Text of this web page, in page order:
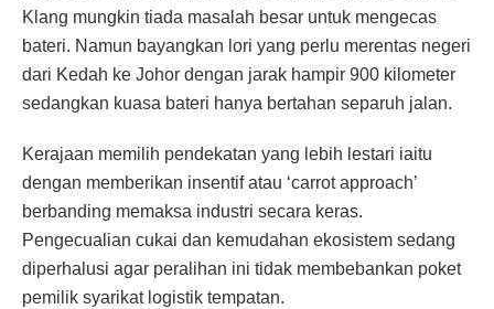
Klang mungkin tiada masalah besar untuk mengecas
bateri. Namun bayangkan lori yang perlu merentas negeri
dari Kedah ke Johor dengan jarak hampir 900 kilometer
sedangkan kuasa bateri hanya bertahan separuh jalan.
Kerajaan memilih pendekatan yang lebih lestari iaitu
dengan memberikan insentif atau ‘carrot approach’
berbanding memaksa industri secara keras.
Pengecualian cukai dan kemudahan ekosistem sedang
diperhalusi agar peralihan ini tidak membebankan poket
pemilik syarikat logistik tempatan.